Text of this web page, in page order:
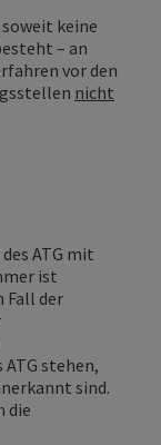
soweit keine
– an
vor den
nicht
ATG mit
ist
Fall der
stehen,
sind.
die